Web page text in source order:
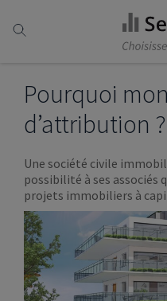
Pourquoi
d’attribution ?
Une société civile
possibilité à ses associés
projets immobiliers à